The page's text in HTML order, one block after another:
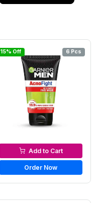
15% Off 6 Pcs
Facewash & Cleanser
Add to Cart
Order Now